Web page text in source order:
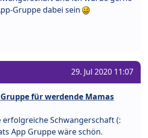
Gruppe dabei sein
29. Jul 2020 11:07
für werdende Mamas
erfolgreiche Schwangerschaft (:
App Gruppe wäre schön.